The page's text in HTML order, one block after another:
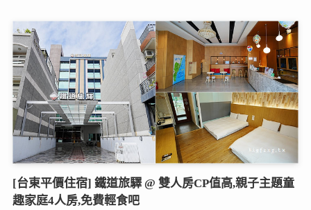
[台東平價住宿] 鐵道旅驛 @ 雙人房CP值高,親子主題童
趣家庭4人房,免費輕食吧